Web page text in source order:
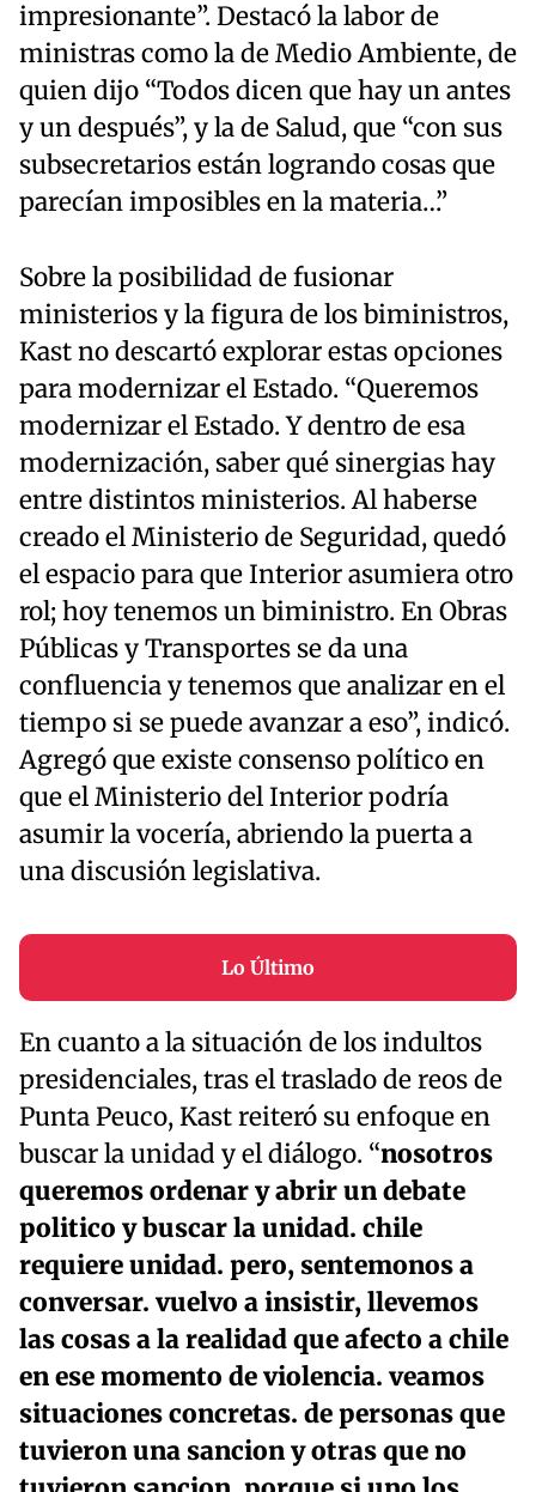
impresionante”. Destacó la labor de
ministras como la de Medio Ambiente, de
quien dijo “Todos dicen que hay un antes
y un después”, y la de Salud, que “con sus
subsecretarios están logrando cosas que
parecían imposibles en la materia…”
Sobre la posibilidad de fusionar
ministerios y la figura de los biministros,
Kast no descartó explorar estas opciones
para modernizar el Estado. “Queremos
modernizar el Estado. Y dentro de esa
modernización, saber qué sinergias hay
entre distintos ministerios. Al haberse
creado el Ministerio de Seguridad, quedó
el espacio para que Interior asumiera otro
rol; hoy tenemos un biministro. En Obras
Públicas y Transportes se da una
confluencia y tenemos que analizar en el
tiempo si se puede avanzar a eso”, indicó.
Agregó que existe consenso político en
que el Ministerio del Interior podría
asumir la vocería, abriendo la puerta a
una discusión legislativa.
Lo Último
En cuanto a la situación de los indultos
presidenciales, tras el traslado de reos de
Punta Peuco, Kast reiteró su enfoque en
buscar la unidad y el diálogo. “nosotros
queremos ordenar y abrir un debate
politico y buscar la unidad. chile
requiere unidad. pero, sentemonos a
conversar. vuelvo a insistir, llevemos
las cosas a la realidad que afecto a chile
en ese momento de violencia. veamos
situaciones concretas. de personas que
tuvieron una sancion y otras que no